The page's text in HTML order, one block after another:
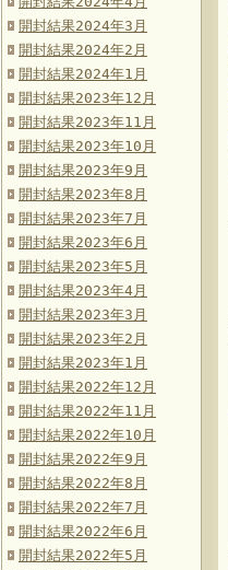
開封結果2024年3月
開封結果2024年2月
開封結果2024年1月
開封結果2023年12月
開封結果2023年11月
開封結果2023年10月
開封結果2023年9月
開封結果2023年8月
開封結果2023年7月
開封結果2023年6月
開封結果2023年5月
開封結果2023年4月
開封結果2023年3月
開封結果2023年2月
開封結果2023年1月
開封結果2022年12月
開封結果2022年11月
開封結果2022年10月
開封結果2022年9月
開封結果2022年8月
開封結果2022年7月
開封結果2022年6月
開封結果2022年5月